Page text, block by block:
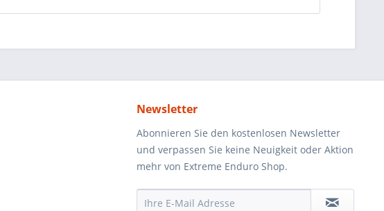
Newsletter
Abonnieren Sie den kostenlosen Newsletter
und verpassen Sie keine Neuigkeit oder Aktion
mehr von Extreme Enduro Shop.